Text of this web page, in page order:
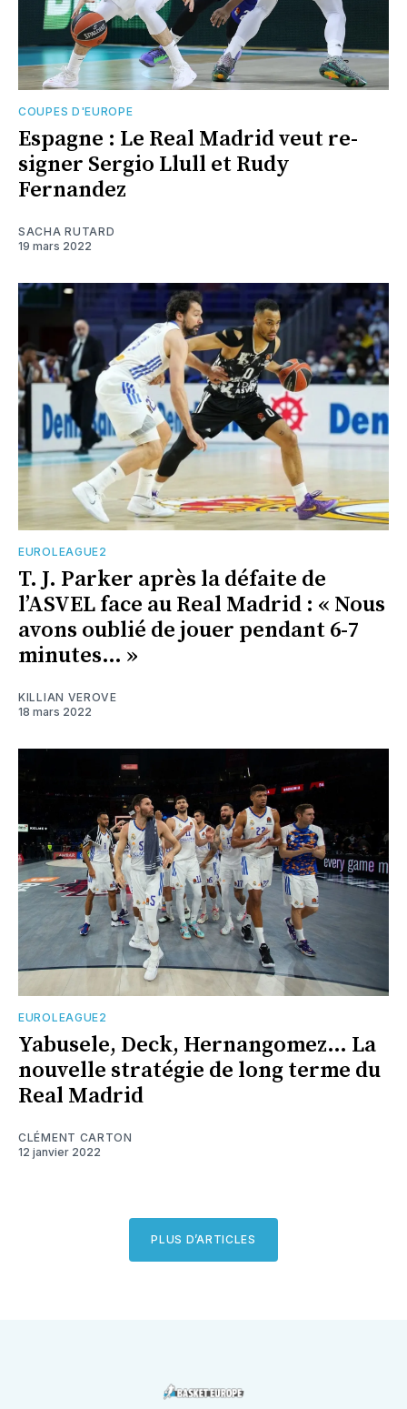
COUPES D'EUROPE
Espagne : Le Real Madrid veut re-
signer Sergio Llull et Rudy
Fernandez
SACHA RUTARD
19 mars 2022
EUROLEAGUE2
T. J. Parker après la défaite de
l’ASVEL face au Real Madrid : « Nous
avons oublié de jouer pendant 6-7
minutes… »
KILLIAN VEROVE
18 mars 2022
EUROLEAGUE2
Yabusele, Deck, Hernangomez… La
nouvelle stratégie de long terme du
Real Madrid
CLÉMENT CARTON
12 janvier 2022
PLUS D’ARTICLES